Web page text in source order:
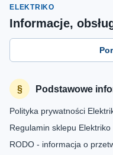
ELEKTRIKO
Informacje,
Podstawowe
Polityka prywatności
Regulamin sklepu Elektriko
RODO - informacja o